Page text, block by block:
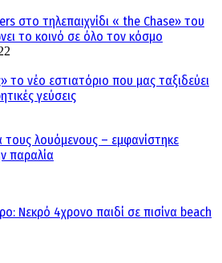
στο τηλεπαιχνίδι « the Chase» του
το κοινό σε όλο τον κόσμο
το νέο εστιατόριο που μας ταξιδεύει
γεύσεις
τους λουόμενους – εμφανίστηκε
παραλία
Νεκρό 4χρονο παιδί σε πισίνα beach